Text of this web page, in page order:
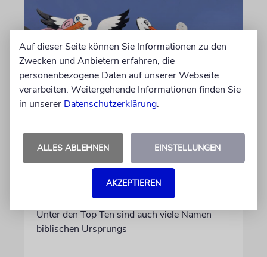
Diese hebräischen
Vornamen in Österreich sind
am beliebtesten
Österreichische Eltern wählen gern Klassiker.
Unter den Top Ten sind auch viele Namen
biblischen Ursprungs
Auf dieser Seite können Sie Informationen zu den
Zwecken und Anbietern erfahren, die
personenbezogene Daten auf unserer Webseite
verarbeiten. Weitergehende Informationen finden Sie
in unserer Datenschutzerklärung.
ALLES ABLEHNEN EINSTELLUNGEN
AKZEPTIEREN